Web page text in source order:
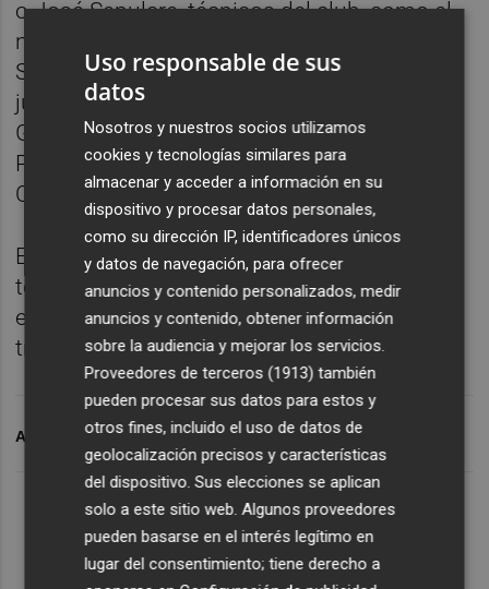
o José Sepulcre, técnicos del club, como el
nuevo entrenador, Samuel Beccacece, y
Sergio Mantecón, secretario técnico, y
jugadores de la actual plantilla, como
Gonzalo Verdú, Pere Milla, Helibelton
Palacios, Carlos Clerc, Omar Mascarell, Fidel
Chaves o Tete Morente,
Ex dirigentes, ex técnicos y periodistas han
tomado la palabra durante el acto para
explicar lo que significa el Elche en su
trayectoria profesional.
ARCHIVADO EN ELCHE CF CENTENARIO ECF
Uso responsable de sus
datos
Nosotros y nuestros socios utilizamos
cookies y tecnologías similares para
almacenar y acceder a información en su
dispositivo y procesar datos personales,
como su dirección IP, identificadores únicos
y datos de navegación, para ofrecer
anuncios y contenido personalizados, medir
anuncios y contenido, obtener información
sobre la audiencia y mejorar los servicios.
Proveedores de terceros (1913) también
pueden procesar sus datos para estos y
otros fines, incluido el uso de datos de
geolocalización precisos y características
del dispositivo. Sus elecciones se aplican
solo a este sitio web. Algunos proveedores
pueden basarse en el interés legítimo en
lugar del consentimiento; tiene derecho a